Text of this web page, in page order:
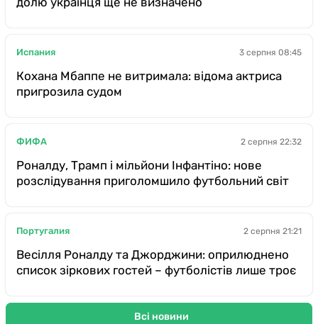
Испания 3 серпня 08:45
Кохана Мбаппе не витримала: відома актриса
пригрозила судом
ФИФА 2 серпня 22:32
Роналду, Трамп і мільйони Інфантіно: нове
розслідування приголомшило футбольний світ
Португалия 2 серпня 21:21
Весілля Роналду та Джорджини: оприлюднено
список зіркових гостей – футболістів лише троє
Всі новини